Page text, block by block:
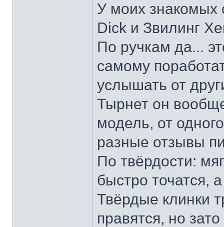
У моих знакомых
Dick и Звилинг
По ручкам да...
самому
услышать от
Тырнет он
модель, от
разные отзывы
По твёрдости:
быстро точатся,
Твёрдые клинки
правятся, но